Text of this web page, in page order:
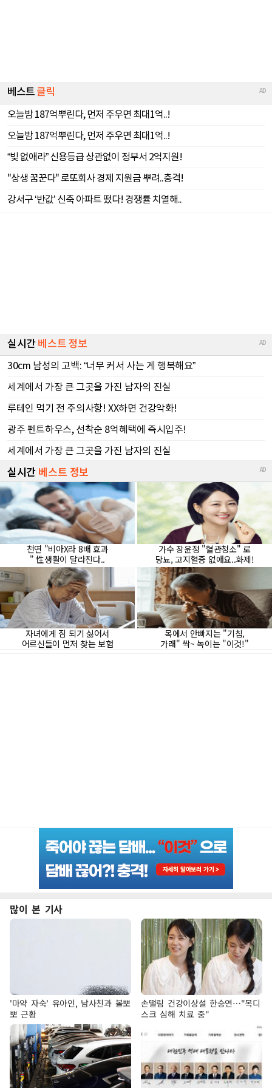
많이 본 기사
'마약 자숙' 유아인, 남사친과 볼뽀
뽀 근황
손떨림 건강이상설 한승연…"목디
스크 심해 치료 중"